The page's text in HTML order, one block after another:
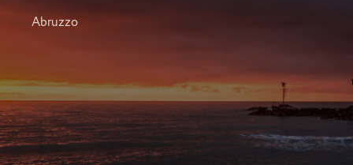
Abruzzo